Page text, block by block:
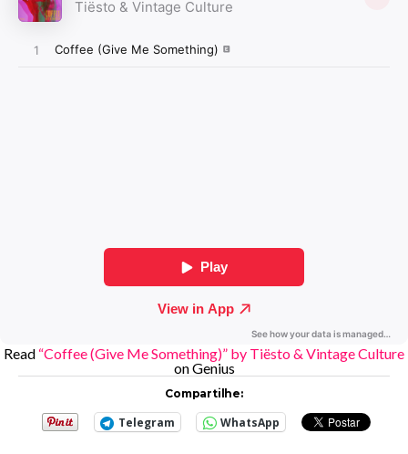
Read “Coffee (Give Me Something)” by Tiësto & Vintage Culture
on Genius
Compartilhe:
Telegram WhatsApp